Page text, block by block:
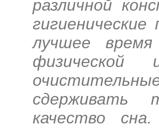
различной
лучшее
физической
сдерживать
качество